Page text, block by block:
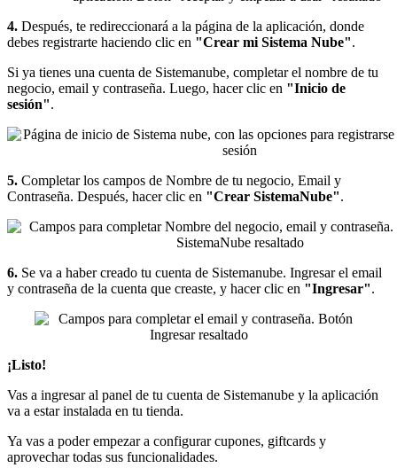
4. Después, te redireccionará a la página de la aplicación, donde
debes registrarte haciendo clic en "Crear mi Sistema Nube".
Si ya tienes una cuenta de Sistemanube, completar el nombre de tu
negocio, email y contraseña. Luego, hacer clic en "Inicio de
sesión".
5. Completar los campos de Nombre de tu negocio, Email y
Contraseña. Después, hacer clic en "Crear SistemaNube".
6. Se va a haber creado tu cuenta de Sistemanube. Ingresar el email
y contraseña de la cuenta que creaste, y hacer clic en "Ingresar".
¡Listo!
Vas a ingresar al panel de tu cuenta de Sistemanube y la aplicación
va a estar instalada en tu tienda.
Ya vas a poder empezar a configurar cupones, giftcards y
aprovechar todas sus funcionalidades.